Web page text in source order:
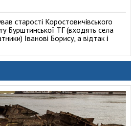
старості Коростовичівського
Бурштинської ТГ (входять села
Іванові Борису, а відтак і